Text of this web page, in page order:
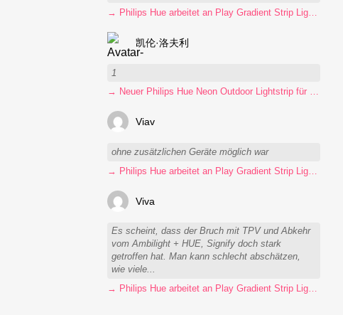
→ Philips Hue arbeitet an Play Gradient Strip Light Pro
凯伦·洛夫利
1
→ Neuer Philips Hue Neon Outdoor Lightstrip für 130 Euro
Viav
ohne zusätzlichen Geräte möglich war
Viva
Es scheint, dass der Bruch mit TPV und Abkehr
vom Ambilight + HUE, Signify doch stark
getroffen hat. Man kann schlecht abschätzen,
wie viele...
→ Philips Hue arbeitet an Play Gradient Strip Light Pro